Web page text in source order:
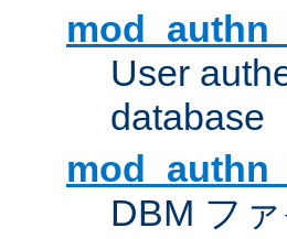
User
database
DBM フ